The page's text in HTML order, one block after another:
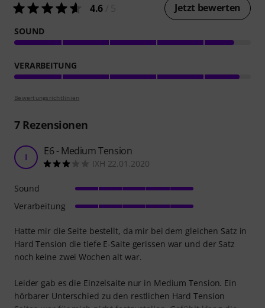
4.6 Jetzt bewerten
SOUND
VERARBEITUNG
Bewertungsrichtlinien
7Rezensionen
I E6 - Medium Tension
IXH 22.01.2020
Hatte mir die Seite bestellt, da mir bei dem gleichen Satz in
Hard Tension die tiefe E-Saite gerissen war und der Satz
noch keine zwei Wochen alt war.
Leider gab es die Einzelsaite nur in Medium Tension. Ein
hörbarer Unterschied zu den restlichen Hard Tension
Sound
Verarbeitung